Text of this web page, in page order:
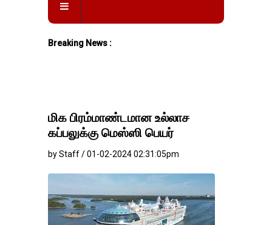
Breaking News :
மிக பிரம்மாண்டமான உல்லாச
கப்பலுக்கு மெஸ்ஸி பெயர்
by Staff / 01-02-2024 02:31:05pm